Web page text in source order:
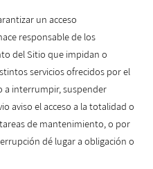
un acceso
responsable de los
del Sitio que impidan o
servicios ofrecidos por el
a interrumpir, suspender
aviso el acceso a la totalidad o
de mantenimiento, o por
dé lugar a obligación o